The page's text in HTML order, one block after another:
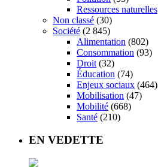
Ressources naturelles
Non classé (30)
Société (2 845)
Alimentation (802)
Consommation (93)
Droit (32)
Éducation (74)
Enjeux sociaux (464)
Mobilisation (47)
Mobilité (668)
Santé (210)
EN VEDETTE